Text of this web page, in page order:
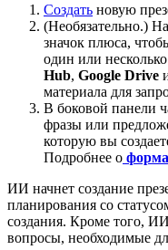
Создать новую
(Необязательно.)
значок плюса,
один или
Hub, Google Drive
материала для
В боковой панели
фразы или
которую вы
Подробнее о
ИИ начнет создание
планирования со
создания. Кроме того,
вопросы, необходимые